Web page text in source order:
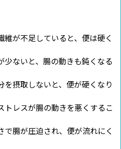
維が不足していると、便は硬く
少ないと、腸の動きも鈍くなる
を摂取しないと、便が硬くなり
トレスが腸の動きを悪くするこ
で腸が圧迫され、便が流れにく